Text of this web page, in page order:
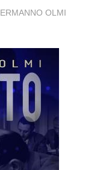
ERMANNO OLMI